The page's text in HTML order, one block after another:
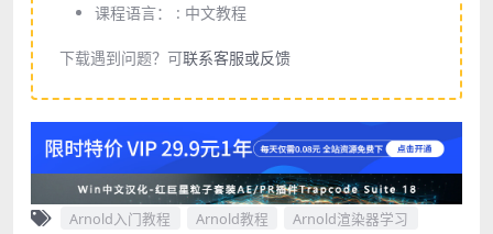
课程语言： : 中文教程
下载遇到问题？可联系客服或反馈
Arnold入门教程 Arnold教程
Arnold渲染器学习